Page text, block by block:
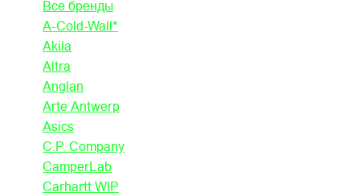
Все бренды
A-Cold-Wall*
Akila
Altra
Anglan
Arte Antwerp
Asics
C.P. Company
CamperLab
Carhartt WIP